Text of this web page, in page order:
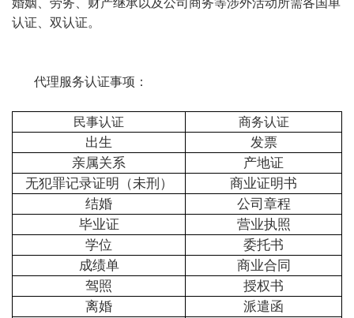
婚姻、劳务、财产继承以及公司商务等涉外活动所需各国单
认证、双认证。
代理服务认证事项：
民事认证 商务认证
出生
发票
亲属关系
产地证
无犯罪记录证明（未刑）
商业证明书
结婚
公司章程
毕业证
营业执照
学位
委托书
成绩单
商业合同
驾照
授权书
离婚
派遣函